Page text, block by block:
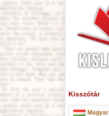
Kisszótár
Magyar